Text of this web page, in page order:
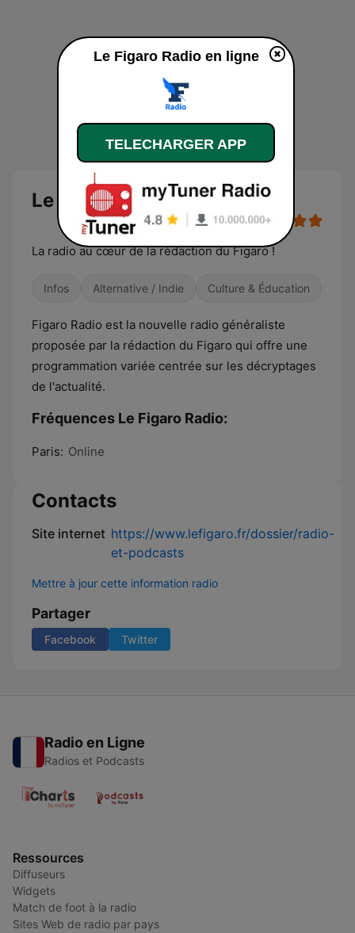
Le Figaro Radio
La radio au cœur de la rédaction du Figaro !
Infos Alternative / Indie Culture & Éducation
Figaro Radio est la nouvelle radio généraliste
proposée par la rédaction du Figaro qui offre une
programmation variée centrée sur les décryptages
de l'actualité.
Fréquences Le Figaro Radio:
Paris: Online
Contacts
Site internet https://www.lefigaro.fr/dossier/radio-
et-podcasts
Mettre à jour cette information radio
Partager
Facebook Twitter
Radio en Ligne
Radios et Podcasts
Ressources
Diffuseurs
Widgets
Match de foot à la radio
Sites Web de radio par pays
Le Figaro Radio en ligne
TELECHARGER APP